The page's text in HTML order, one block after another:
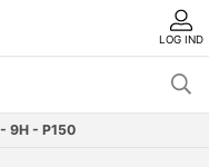
LOG IND
9H - P150